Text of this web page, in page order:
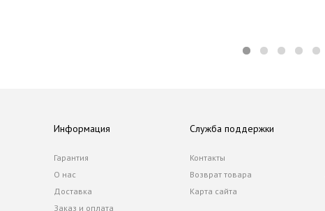
Информация
Гарантия
О нас
Доставка
Заказ и оплата
Служба поддержки
Контакты
Возврат товара
Карта сайта